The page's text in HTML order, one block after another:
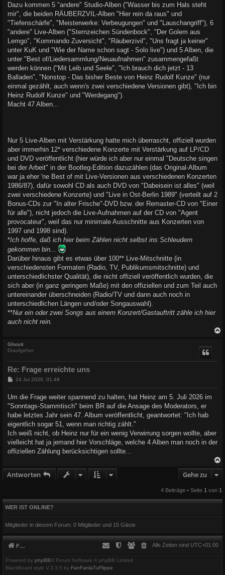
Dazu kommen 5 "andere" Studio-Alben ("Wasser bis zum Hals steht
mir", die beiden RÄUBERZVIL-Alben "Hier rein da raus" und
"Tiefenschärfe", "Meisterwerke: Verbeugungen" und "Lauschangriff"), 6
"andere" Live-Alben ("Sternzeichen Sündenbock", "Der Golem aus
Lemgo", "Kommando Zuversicht", "Räuberzivil", "Uns fragt ja keiner"
unter KuK und "Wie der Name schon sagt - Solo live") und 5 Alben, die
unter "Best of/Liedersammlung/Neuaufnahmen" zusammengefaßt
werden können ("Mit Leib und Seele", "Ich brauch dich jetzt - 13
Balladen", "Nonstop - Das bisher Beste von Heinz Rudolf Kunze" (nur
einmal gezählt, auch wenn's zwei verschiedene Versionen gibt), "Ich bin
Heinz Rudolf Kunze" und "Werdegang").
Macht 47 Alben...
Nur 5 Live-Alben mit Verstärkung hatte mich überrascht, offiziell wurden
aber immerhin 12* verschiedene Konzerte mit Verstärkung auf LP/CD
und DVD veröffentlicht (hier würde ich aber nur einmal "Deutsche singen
bei der Arbeit" in der Bootleg-Edition dazuzählen (das Original-Album
war ja eher 'ne Best of mit Live-Versionen aus verschiedenen Konzerten
1986/87), dafür sowohl CD als auch DVD von "Dabeisein ist alles" (weil
zwei verschiedene Konzerte) und "Live in Ost-Berlin 1989" (verteilt auf 2
Bonus-CDs zur "In alter Frische"-DVD bzw. der Remaster-CD von "Einer
für alle"), nicht jedoch die Live-Aufnahmen auf der CD von "Agent
provocateur", weil das nur minimale Ausschnitte aus Konzerten von
1997 und 1998 sind).
*Ich hoffe, daß ich hier beim Zählen nicht selbst ins Schleudern
gekommen bin...
Darüber hinaus gibt es etwas über 100** Live-Mitschnitte (in
verschiedensten Formaten (Radio, TV, Publikumsmitschnitte) und
unterschiedlichster Qualität), die nicht offiziell veröffentlich wurden, die
sich aber (in ganz geringem Maße) mit den offiziellen und zum Teil auch
untereinander überschneiden (Radio/TV und dann auch noch in
unterschiedlichen Längen und/oder Songauswahl).
**Nur ein oder zwei Songs aus einem Konzert/Gastauftritt zähle ich hier
auch nicht rein.
Ghosti
Draufgeher
Re: Frage erreichte uns
B
t
r
a
g
24 Jul 2026, 01:48
Um die Frage weiter spannend zu halten, hat Heinz am 5. Juli 2026 im
"Sonntags-Stammtisch" beim BR auf die Ansage des Moderators, er
habe letztes Jahr sein 47. Album veröffentlicht, geantwortet: "Ich hab
eigentlich sogar 51, wenn man richtig zählt."
Ich weiß nicht, ob Heinz nur für ein wenig Verwirrung sorgen wollte, aber
vielleicht hat ja jemand hier Vorschläge, welche 4 Alben man noch in der
offiziellen Zählung berücksichtigen sollte...
e
Antworten Gehe zu
4 Beiträge • Seite 1 von 1
WER IST ONLINE?
Mitglieder in diesem Forum: 0 Mitglieder und 15 Gäste
Foren-Übersicht Alle Zeiten sind UTC+01:00
Powered by phpBB® Forum Software © phpBB Limited
BlackBoard style V.3.3.5 by FanFanlaTuFlippe